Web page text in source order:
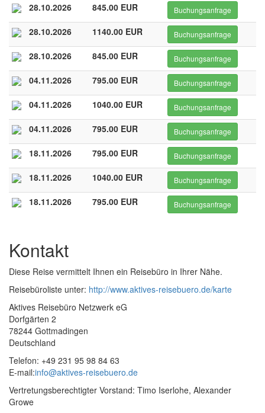
28.10.2026 845.00 EUR Buchungsanfrage
28.10.2026 1140.00 EUR Buchungsanfrage
28.10.2026 845.00 EUR Buchungsanfrage
04.11.2026 795.00 EUR Buchungsanfrage
04.11.2026 1040.00 EUR Buchungsanfrage
04.11.2026 795.00 EUR Buchungsanfrage
18.11.2026 795.00 EUR Buchungsanfrage
18.11.2026 1040.00 EUR Buchungsanfrage
18.11.2026 795.00 EUR Buchungsanfrage
Kontakt
Diese Reise vermittelt Ihnen ein Reisebüro in Ihrer Nähe.
Reisebüroliste unter: http://www.aktives-reisebuero.de/karte
Aktives Reisebüro Netzwerk eG
Dorfgärten 2
78244 Gottmadingen
Deutschland
Telefon: +49 231 95 98 84 63
E-mail:info@aktives-reisebuero.de
Vertretungsberechtigter Vorstand: Timo Iserlohe, Alexander
Growe